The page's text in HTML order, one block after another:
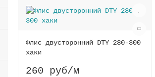
Флис двусторонний DTY 280-300
хаки
260 руб/м